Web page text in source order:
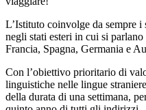
L’Istituto coinvolge da sempre
negli stati esteri in cui si
Francia, Spagna, Germania e
Con l’obiettivo prioritario di
linguistiche nelle lingue
della durata di una settimana,